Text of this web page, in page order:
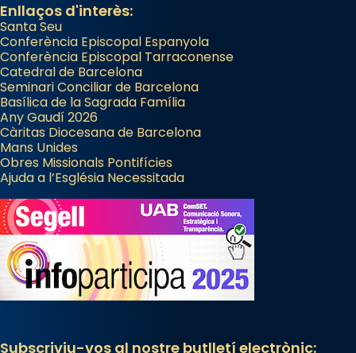
Enllaços d'interès:
Santa Seu
Conferència Episcopal Espanyola
Conferència Episcopal Tarraconense
Catedral de Barcelona
Seminari Conciliar de Barcelona
Basílica de la Sagrada Família
Any Gaudí 2026
Càritas Diocesana de Barcelona
Mans Unides
Obres Missionals Pontifícies
Ajuda a l’Església Necessitada
Subscriviu-vos al nostre butlletí electrònic: